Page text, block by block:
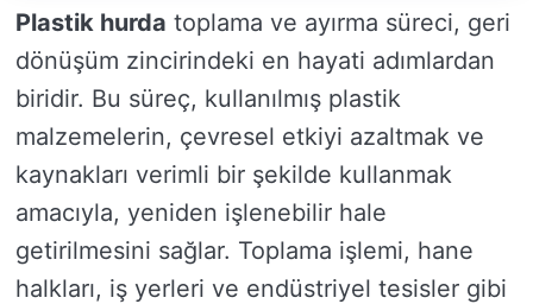
Plastik hurda toplama ve ayırma süreci, geri
dönüşüm zincirindeki en hayati adımlardan
biridir. Bu süreç, kullanılmış plastik
malzemelerin, çevresel etkiyi azaltmak ve
kaynakları verimli bir şekilde kullanmak
amacıyla, yeniden işlenebilir hale
getirilmesini sağlar. Toplama işlemi, hane
halkları, iş yerleri ve endüstriyel tesisler gibi